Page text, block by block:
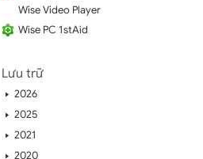
Wise Video Player
Wise PC 1stAid
Lưu trữ
2026
2025
2021
2020